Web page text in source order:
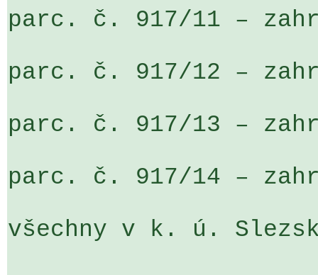
parc. č. 917/11 –
parc. č. 917/12 –
parc. č. 917/13 –
parc. č. 917/14 –
všechny v k. ú.